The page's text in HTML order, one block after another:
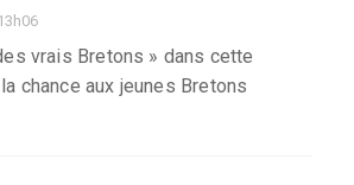
vrais Bretons » dans cette
chance aux jeunes Bretons